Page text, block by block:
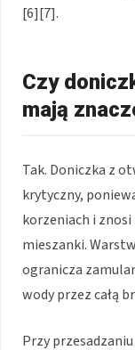
[6][7].
Czy
mają
Tak. Doniczka z
krytyczny,
korzeniach i
mieszanki.
ogranicza
wody przez całą
Przy